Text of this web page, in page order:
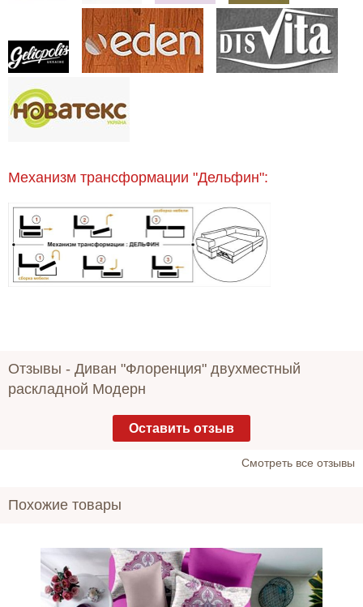
Механизм трансформации "Дельфин":
Отзывы - Диван "Флоренция" двухместный
раскладной Модерн
Оставить отзыв
Cмотреть все отзывы
Похожие товары